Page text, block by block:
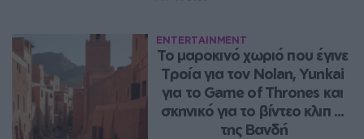
ENTERTAINMENT
Το μαροκινό χωριό που έγινε
Τροία για τον Nolan, Yunkai
για το Game of Thrones και
σκηνικό για το βίντεο κλιπ ...
της Βανδή